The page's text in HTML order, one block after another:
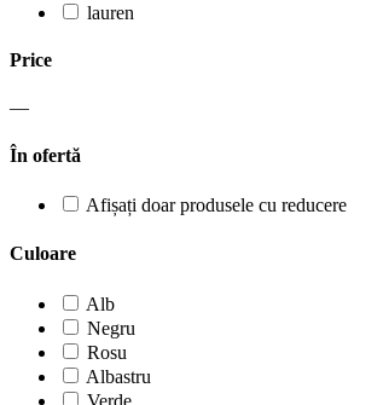
lauren
Price
—
În ofertă
Afișați doar produsele cu reducere
Culoare
Alb
Negru
Rosu
Albastru
Verde